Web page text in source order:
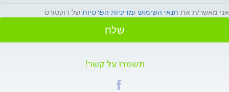
אני מאשר/ת את תנאי השימוש ומדיניות הפרטיות של דוקטורס
שלח
תשמרו על קשר!